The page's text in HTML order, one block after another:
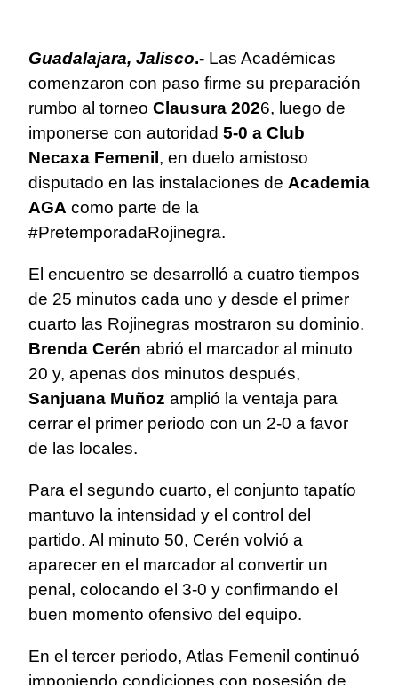
Guadalajara, Jalisco.- Las Académicas
comenzaron con paso firme su preparación
rumbo al torneo Clausura 2026, luego de
imponerse con autoridad 5-0 a Club
Necaxa Femenil, en duelo amistoso
disputado en las instalaciones de Academia
AGA como parte de la
#PretemporadaRojinegra.
El encuentro se desarrolló a cuatro tiempos
de 25 minutos cada uno y desde el primer
cuarto las Rojinegras mostraron su dominio.
Brenda Cerén abrió el marcador al minuto
20 y, apenas dos minutos después,
Sanjuana Muñoz amplió la ventaja para
cerrar el primer periodo con un 2-0 a favor
de las locales.
Para el segundo cuarto, el conjunto tapatío
mantuvo la intensidad y el control del
partido. Al minuto 50, Cerén volvió a
aparecer en el marcador al convertir un
penal, colocando el 3-0 y confirmando el
buen momento ofensivo del equipo.
En el tercer periodo, Atlas Femenil continuó
imponiendo condiciones con posesión de